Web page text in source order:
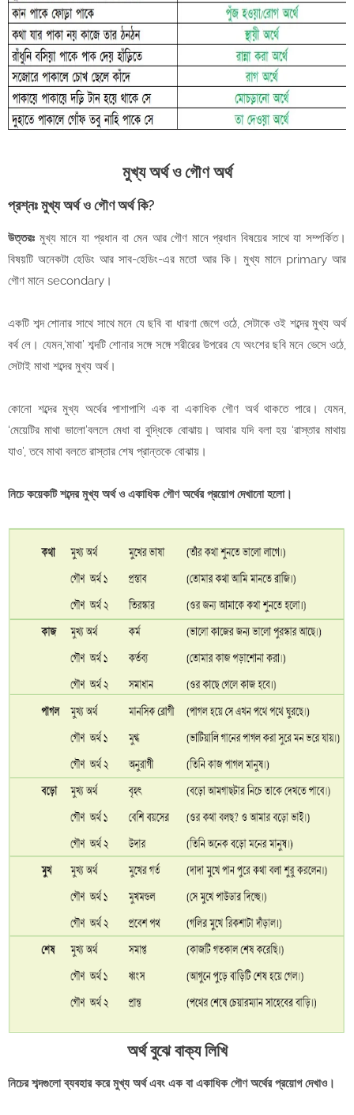
মুখ্য অর্থ ও গৌণ অর্থ
প্রশ্নঃ মুখ্য অর্থ ও গৌণ অর্থ কি?
উত্তরঃ মুখ্য মানে যা প্রধান বা মেন আর গৌণ মানে প্রধান বিষয়ের সাথে যা সম্পর্কিত।
বিষয়টি অনেকটা হেডিং আর সাব-হেডিং-এর মতো আর কি। মুখ্য মানে primary আর
গৌণ মানে secondary।
একটি শব্দ শোনার সাথে সাথে মনে যে ছবি বা ধারণা জেগে ওঠে, সেটাকে ওই শব্দের মুখ্য অর্থ
বর্থ লে। যেমন,‘মাথা’ শব্দটি শোনার সঙ্গে সঙ্গে শরীরের উপরের যে অংশের ছবি মনে ভেসে ওঠে,
সেটাই মাথা শব্দের মুখ্য অর্থ।
কোনো শব্দের মুখ্য অর্থের পাশাপাশি এক বা একাধিক গৌণ অর্থ থাকতে পারে। যেমন,
‘মেয়েটির মাথা ভালো’বললে মেধা বা বুদ্ধিকে বোঝায়। আবার যদি বলা হয় ‘রাস্তার মাথায়
যাও’, তবে মাথা বলতে রাস্তার শেষ প্রান্তকে বোঝায়।
নিচে কয়েকটি শব্দের মুখ্য অর্থ ও একাধিক গৌণ অর্থের প্রয়োগ দেখানো হলো।
অর্থ বুঝে বাক্য লিখি
নিচের শব্দগুলো ব্যবহার করে মুখ্য অর্থ এবং এক বা একাধিক গৌণ অর্থের প্রয়োগ দেখাও।